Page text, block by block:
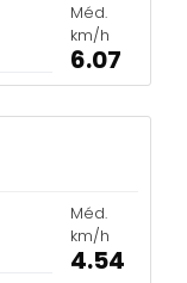
Méd.
km/h
6.07
Méd.
km/h
4.54